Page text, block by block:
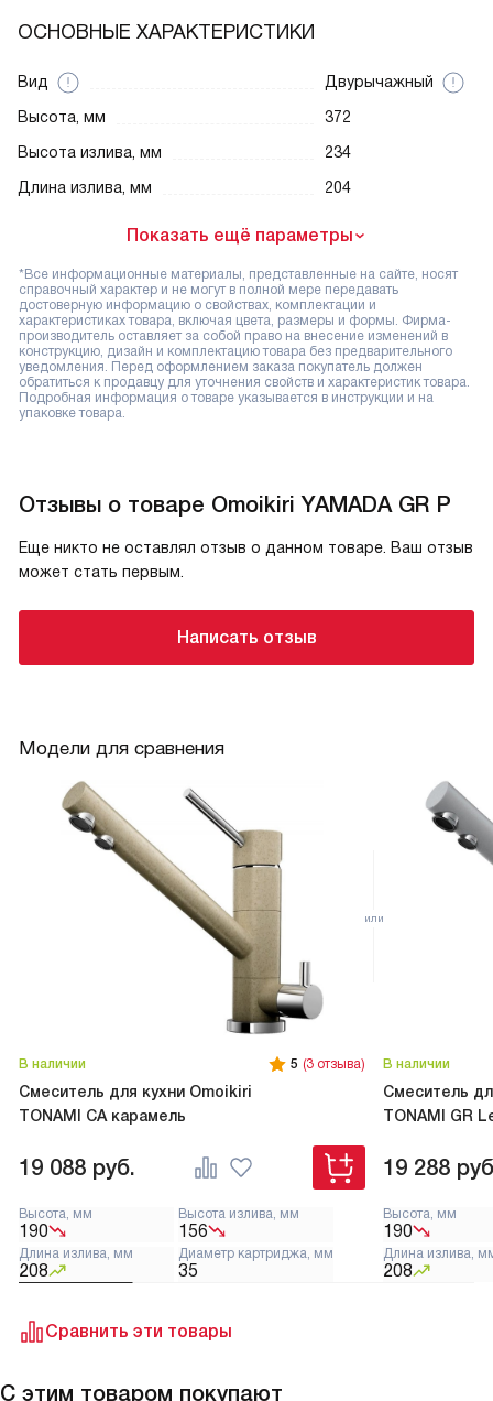
ОСНОВНЫЕ ХАРАКТЕРИСТИКИ
Вид
Двурычажный
Высота, мм
372
Высота излива, мм
234
Длина излива, мм
204
Показать ещё параметры
*Все информационные материалы, представленные на сайте, носят
справочный характер и не могут в полной мере передавать
достоверную информацию о свойствах, комплектации и
характеристиках товара, включая цвета, размеры и формы. Фирма-
производитель оставляет за собой право на внесение изменений в
конструкцию, дизайн и комплектацию товара без предварительного
уведомления. Перед оформлением заказа покупатель должен
обратиться к продавцу для уточнения свойств и характеристик товара.
Подробная информация о товаре указывается в инструкции и на
упаковке товара.
Отзывы о товаре Omoikiri YAMADA GR P
Еще никто не оставлял отзыв о данном товаре. Ваш отзыв
может стать первым.
Написать отзыв
Модели для сравнения
Сравнить эти товары
В наличии 5 (3 отзыва)
Смеситель для кухни Omoikiri
TONAMI CA карамель
19 088 руб.
Высота, мм
190
Высота излива, мм
156
Длина излива, мм
208
Диаметр картриджа, мм
35
В наличии
Смеситель
TONAMI GR
19 288
Высота, мм
190
Длина излива,
208
С этим товаром покупают